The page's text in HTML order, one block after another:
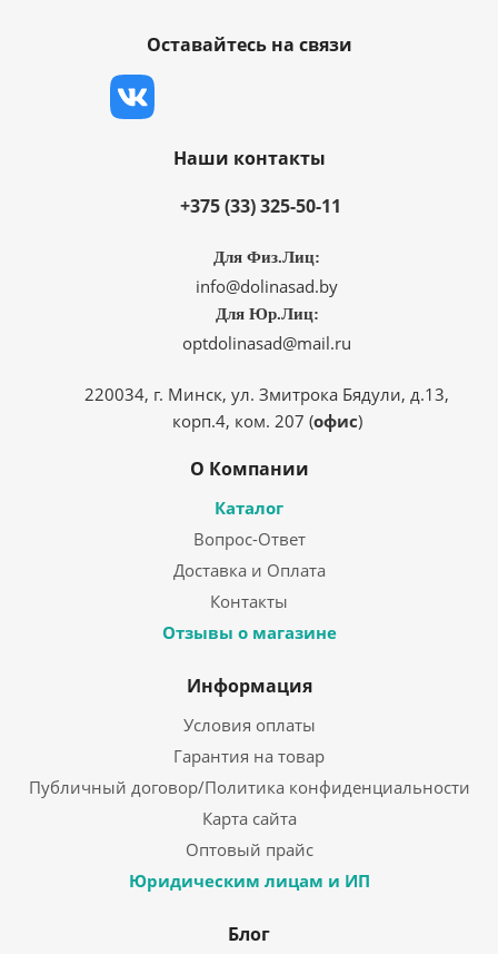
Оставайтесь на связи
Наши контакты
+375 (33) 325-50-11
Для Физ.Лиц:
info@dolinasad.by
Для Юр.Лиц:
optdolinasad@mail.ru
220034, г. Минск, ул. Змитрока Бядули, д.13,
корп.4, ком. 207 (офис)
О Компании
Каталог
Вопрос-Ответ
Доставка и Оплата
Контакты
Отзывы о магазине
Информация
Условия оплаты
Гарантия на товар
Публичный договор/Политика конфиденциальности
Карта сайта
Оптовый прайс
Юридическим лицам и ИП
Блог